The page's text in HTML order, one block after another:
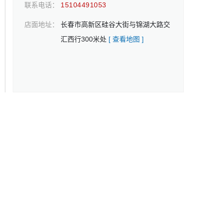
联系电话： 15104491053
店面地址：
长春市高新区硅谷大街与锦湖大路交
汇西行300米处 [ 查看地图 ]